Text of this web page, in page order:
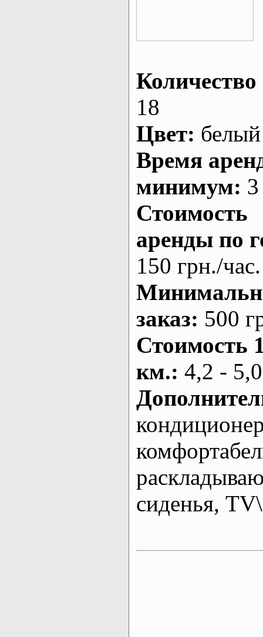
Количество
18
Цвет: белый
Время
минимум:
Стоимость
аренды по
150 грн./час.
заказ: 500
Стоимость
км.: 4,2 -
сиденья,